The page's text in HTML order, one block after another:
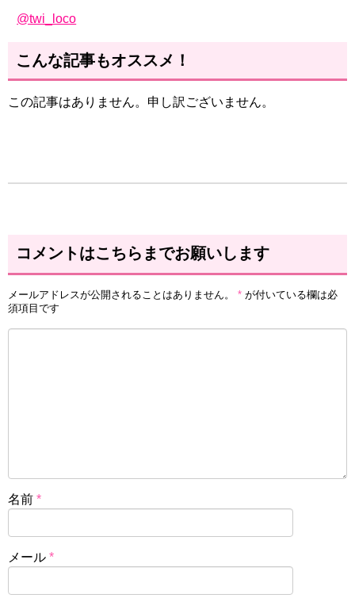
@twi_loco
こんな記事もオススメ！
この記事はありません。申し訳ございません。
コメントはこちらまでお願いします
メールアドレスが公開されることはありません。 * が付いている欄は必
須項目です
名前 *
メール *